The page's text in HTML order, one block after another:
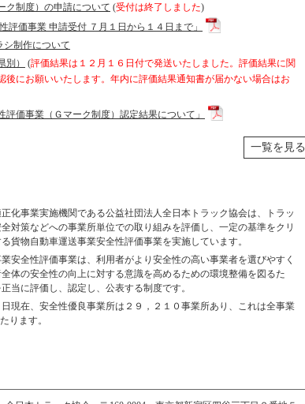
ク制度）の申請について (受付は終了しました)
価事業 申請受付 ７月１日から１４日まで」
シ制作について
）
(評価結果は１２月１６日付で発送いたしました。評価結果に関
にお願いいたします。年内に評価結果通知書が届かない場合はお
価事業（Ｇマーク制度）認定結果について」
一覧を見る
化事業実施機関である公益社団法人全日本トラック協会は、トラッ
対策などへの事業所単位での取り組みを評価し、一定の基準をクリ
貨物自動車運送事業安全性評価事業を実施しています。
安全性評価事業は、利用者がより安全性の高い事業者を選びやすく
体の安全性の向上に対する意識を高めるための環境整備を図るた
当に評価し、認定し、公表する制度です。
現在、安全性優良事業所は２９，２１０事業所あり、これは全事業
ります。